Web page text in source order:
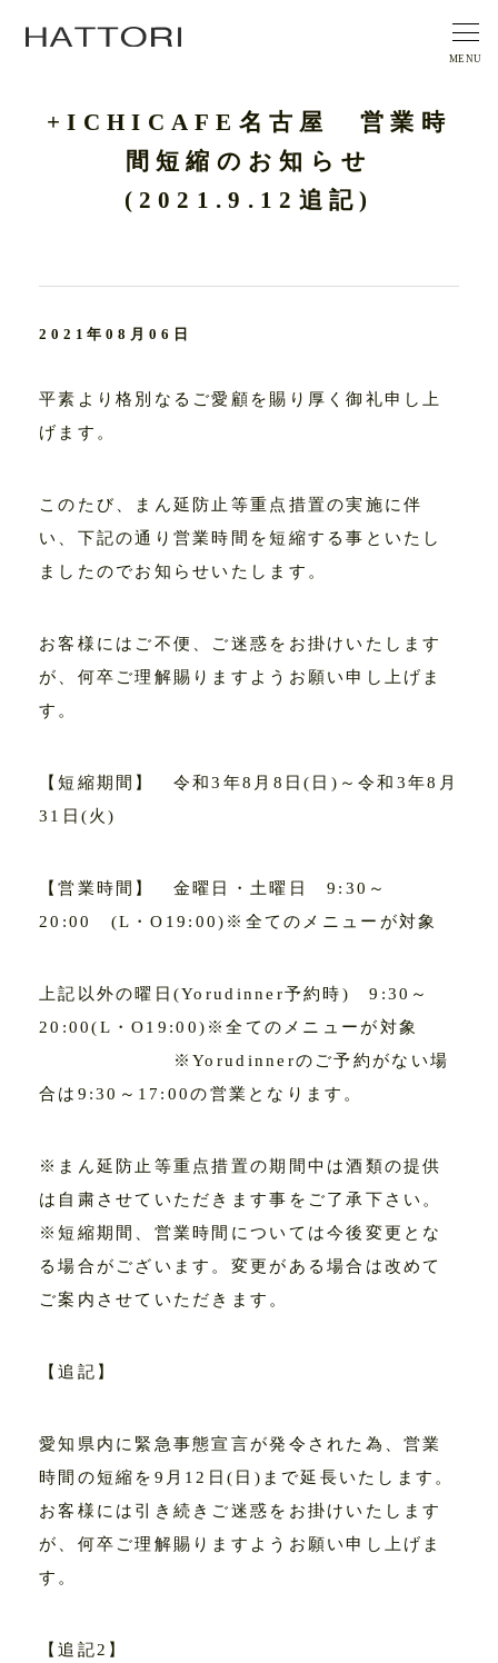
作品 - house
作品 - other
事業内容
+ICHICAFE名古屋 営業時
間短縮のお知らせ
(2021.9.12追記)
2021年08月06日
平素より格別なるご愛顧を賜り厚く御礼申し上
げます。
このたび、まん延防止等重点措置の実施に伴
い、下記の通り営業時間を短縮する事といたし
ましたのでお知らせいたします。
お客様にはご不便、ご迷惑をお掛けいたします
が、何卒ご理解賜りますようお願い申し上げま
す。
【短縮期間】 令和3年8月8日(日)～令和3年8月
31日(火)
【営業時間】 金曜日・土曜日 9:30～
20:00 (L・O19:00)※全てのメニューが対象
上記以外の曜日(Yorudinner予約時) 9:30～
20:00(L・O19:00)※全てのメニューが対象
※Yorudinnerのご予約がない場
合は9:30～17:00の営業となります。
※まん延防止等重点措置の期間中は酒類の提供
は自粛させていただきます事をご了承下さい。
※短縮期間、営業時間については今後変更とな
る場合がございます。変更がある場合は改めて
ご案内させていただきます。
【追記】
愛知県内に緊急事態宣言が発令された為、営業
時間の短縮を9月12日(日)まで延長いたします。
お客様には引き続きご迷惑をお掛けいたします
が、何卒ご理解賜りますようお願い申し上げま
す。
【追記2】